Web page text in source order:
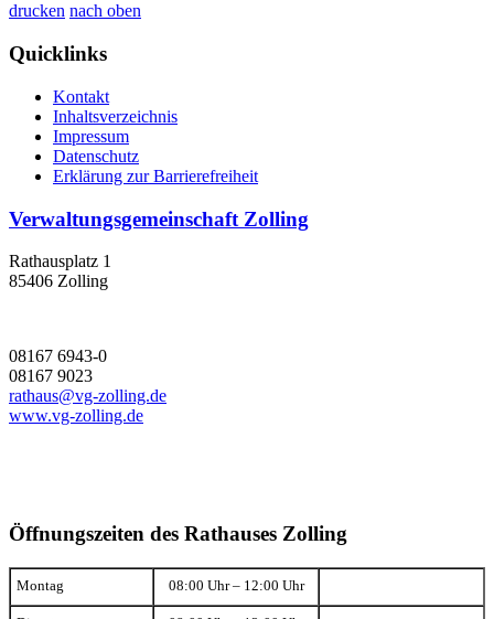
drucken nach oben
Quicklinks
Kontakt
Inhaltsverzeichnis
Impressum
Datenschutz
Erklärung zur Barrierefreiheit
Verwaltungsgemeinschaft Zolling
Rathausplatz 1
85406 Zolling
08167 6943-0
08167 9023
rathaus@vg-zolling.de
www.vg-zolling.de
Öffnungszeiten des Rathauses Zolling
Montag 08:00 Uhr – 12:00 Uhr